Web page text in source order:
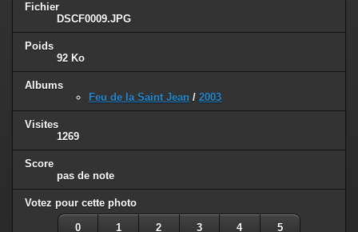
Fichier
DSCF0009.JPG
Poids
92 Ko
Albums
Feu de la Saint Jean / 2003
Visites
1269
Score
pas de note
Votez pour cette photo
0 1 2 3 4 5